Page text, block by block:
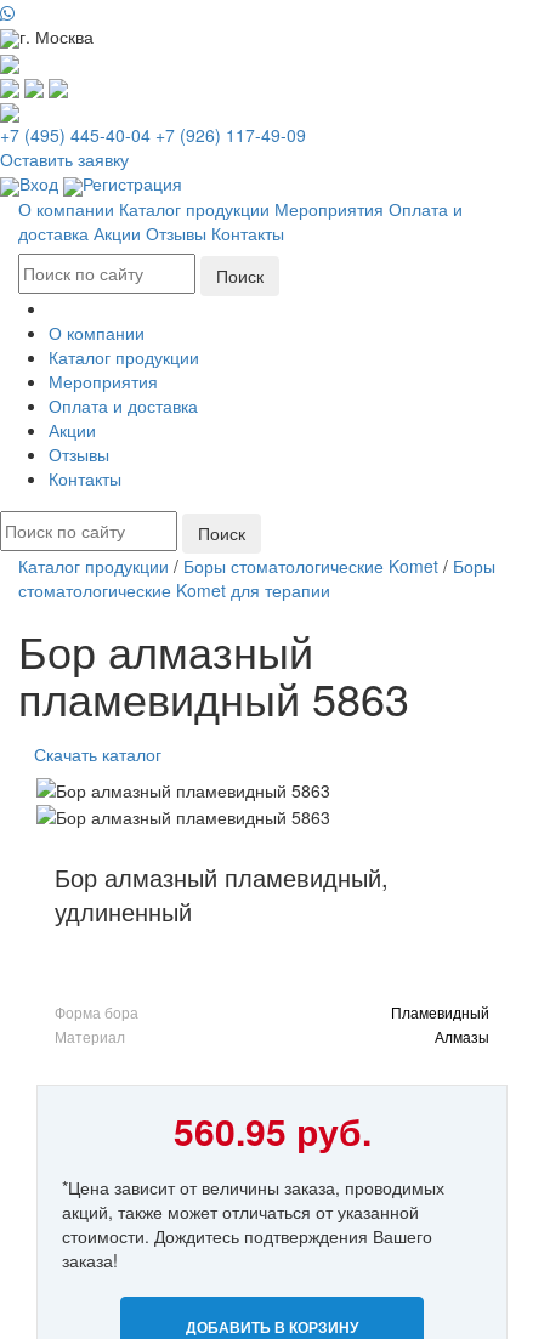
г. Москва
+7 (495) 445-40-04 +7 (926) 117-49-09
Оставить заявку
Вход
Регистрация
О компании Каталог продукции Мероприятия Оплата и
доставка Акции Отзывы Контакты
О компании
Каталог продукции
Мероприятия
Оплата и доставка
Акции
Отзывы
Контакты
Каталог продукции / Боры стоматологические Komet / Боры
стоматологические Komet для терапии
Бор алмазный
пламевидный 5863
Скачать каталог
Бор алмазный пламевидный,
удлиненный
Форма бора
Пламевидный
Материал
Алмазы
560.95 руб.
*Цена зависит от величины заказа, проводимых
акций, также может отличаться от указанной
стоимости. Дождитесь подтверждения Вашего
заказа!
ДОБАВИТЬ В КОРЗИНУ